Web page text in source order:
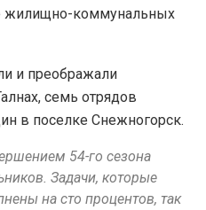
жилищно-коммунальных
и преображали
семь отрядов
в поселке Снежногорск.
54-го сезона
Задачи, которые
на сто процентов, так